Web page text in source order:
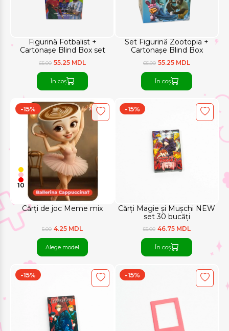
Figurină Fotbalist +
Cartonașe Blind Box set
65.00 55.25 MDL
În coș
Set Figurină Zootopia +
Cartonașe Blind Box
65.00 55.25 MDL
În coș
Cărți de joc Meme mix
-15%
10
5.00 4.25 MDL
Alege model
Cărți Magie și Mușchi NEW
set 30 bucăți
-15%
55.00 46.75 MDL
În coș
-15% -15%